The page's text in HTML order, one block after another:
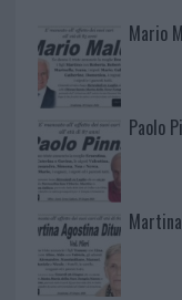
Mario
Paolo